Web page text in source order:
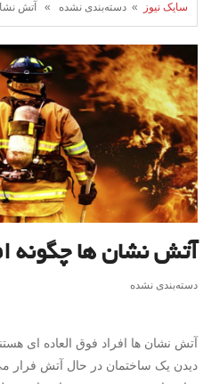
سایک نیوز » دسته‌بندی نشده » آتش
آتش نشان ها چگونه
دسته‌بندی نشده
آتش نشان ها افراد فوق العاده ای
دیدن یک ساختمان در حال آتش فرار